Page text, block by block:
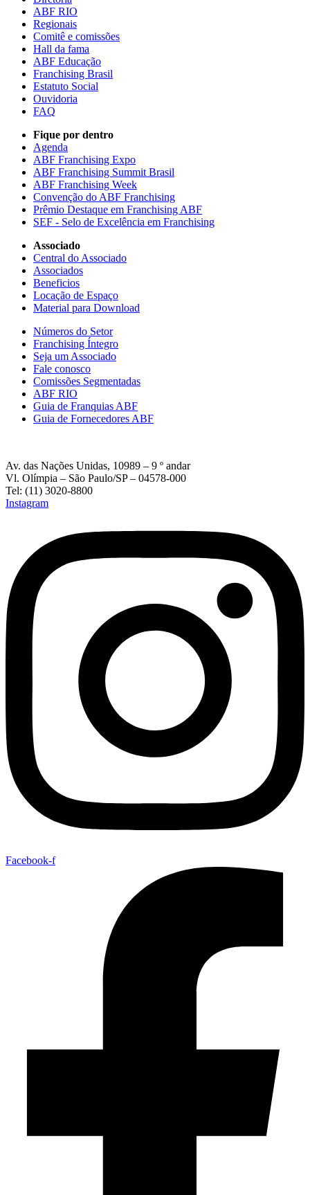
ABF RIO
Regionais
Comitê e comissões
Hall da fama
ABF Educação
Franchising Brasil
Estatuto Social
Ouvidoria
FAQ
Fique por dentro
Agenda
ABF Franchising Expo
ABF Franchising Summit Brasil
ABF Franchising Week
Convenção do ABF Franchising
Prêmio Destaque em Franchising ABF
SEF - Selo de Excelência em Franchising
Associado
Central do Associado
Associados
Beneficios
Locação de Espaço
Material para Download
Números do Setor
Franchising Íntegro
Seja um Associado
Fale conosco
Comissões Segmentadas
ABF RIO
Guia de Franquias ABF
Guia de Fornecedores ABF
Av. das Nações Unidas, 10989 – 9 º andar
Vl. Olímpia – São Paulo/SP – 04578-000
Tel: (11) 3020-8800
Instagram
Facebook-f